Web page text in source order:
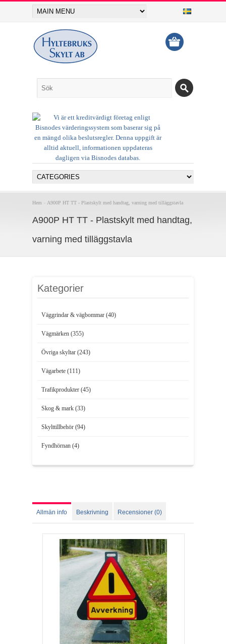
Hem A900P HT TT - Plastskylt med handtag, varning med tilläggstavla
A900P HT TT - Plastskylt med handtag,
varning med tilläggstavla
Kategorier
Väggrindar & vägbommar (40)
Vägmärken (355)
Övriga skyltar (243)
Vägarbete (111)
Trafikprodukter (45)
Skog & mark (33)
Skylttillbehör (94)
Fyndhörnan (4)
Allmän info Beskrivning Recensioner (0)